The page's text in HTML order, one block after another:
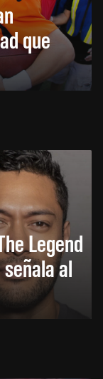
que
Legend
al